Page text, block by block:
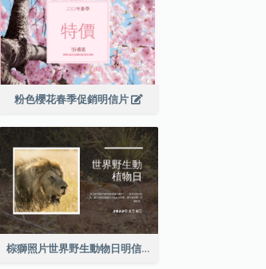
粉色櫻花春季促銷明信片
棕獅照片世界野生動物日明信片